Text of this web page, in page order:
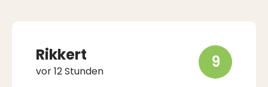
Rikkert
vor 12 Stunden 9